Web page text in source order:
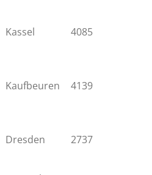
Kassel 4085
Kaufbeuren 4139
Dresden 2737